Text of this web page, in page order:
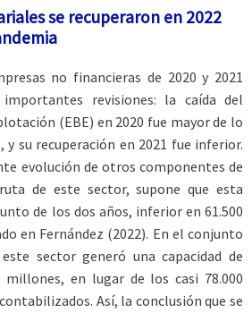
se recuperaron en 2022
no financieras de 2020 y 2021
revisiones: la caída del
(EBE) en 2020 fue mayor de lo
su recuperación en 2021 fue inferior.
evolución de otros componentes de
de este sector, supone que esta
de los dos años, inferior en 61.500
en Fernández (2022). En el conjunto
sector generó una capacidad de
millones, en lugar de los casi 78.000
Así, la conclusión que se